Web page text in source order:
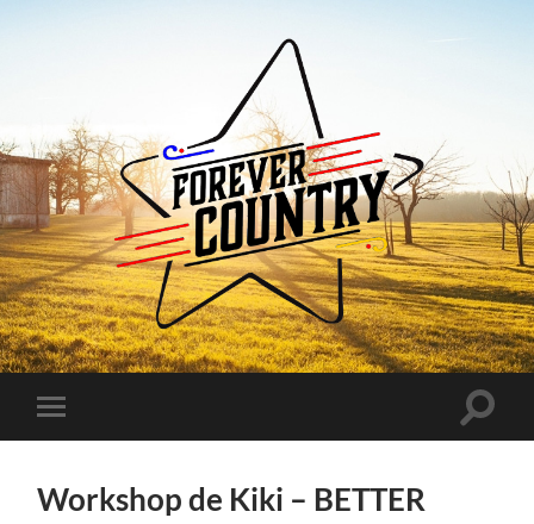
Forever
Country
Toggle
mobile
Toggle
Workshop de Kiki – BETTER